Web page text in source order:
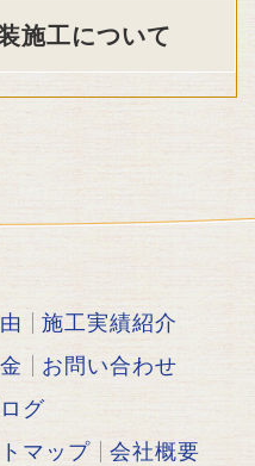
施工について
施工実績紹介
お問い合わせ
グ
マップ
会社概要